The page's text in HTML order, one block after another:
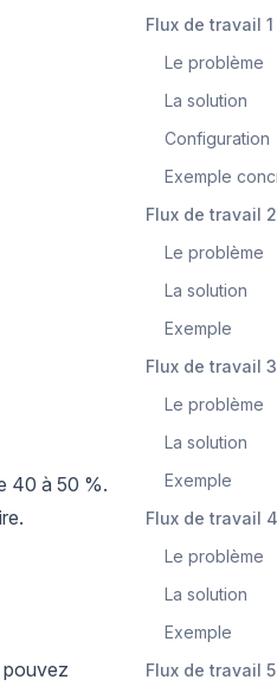
40 à 50 %.
pouvez
Flux de travail
Le problème
La solution
Configuration
Exemple
Flux de travail
Le problème
La solution
Exemple
Flux de travail
Le problème
La solution
Exemple
Flux de travail
Le problème
La solution
Exemple
Flux de travail